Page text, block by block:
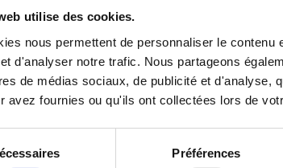
utilise des cookies.
nous permettent de personnaliser le
d'analyser notre trafic. Nous partageons
de médias sociaux, de publicité et d'analyse,
avez fournies ou qu'ils ont collectées lors de
Préférences